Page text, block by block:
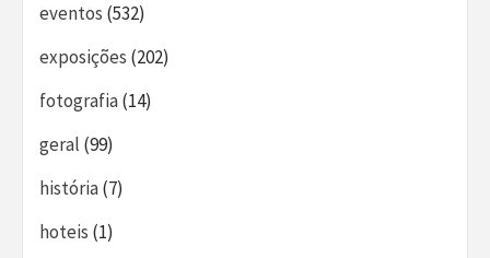
eventos (532)
exposições (202)
fotografia(14)
geral (99)
história(7)
hoteis (1)